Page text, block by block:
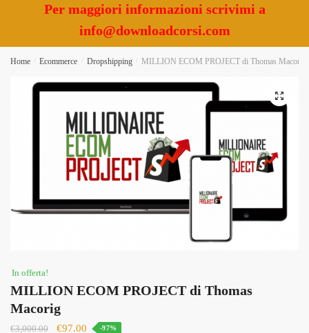
Per maggiori informazioni scrivimi a
info@downloadcorsi.com
Home Ecommerce Dropshipping MILLION ECOM PROJECT di Thomas Macorig
🔍
In offerta!
MILLION ECOM PROJECT di Thomas
Macorig
€3,000.00
Il
€97.00 Il
-97%